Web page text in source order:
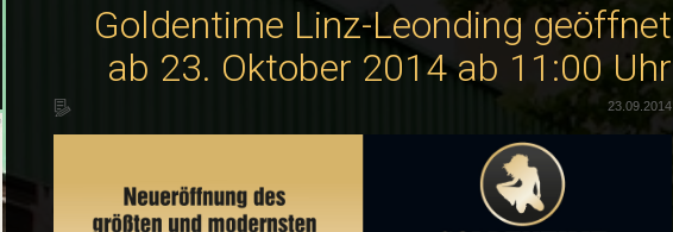
Goldentime Linz-Leonding geöffnet
ab 23. Oktober 2014 ab 11:00 Uhr
23.09.2014